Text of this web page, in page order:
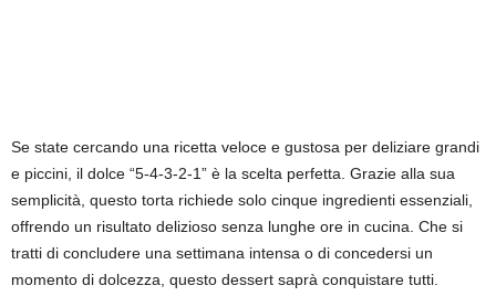
Se state cercando una ricetta veloce e gustosa per deliziare grandi
e piccini, il dolce “5-4-3-2-1” è la scelta perfetta. Grazie alla sua
semplicità, questo torta richiede solo cinque ingredienti essenziali,
offrendo un risultato delizioso senza lunghe ore in cucina. Che si
tratti di concludere una settimana intensa o di concedersi un
momento di dolcezza, questo dessert saprà conquistare tutti.